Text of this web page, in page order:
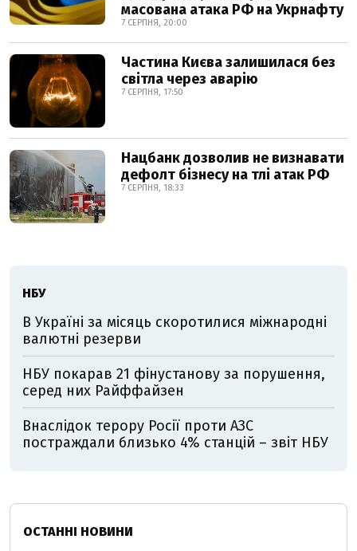
масована атака РФ на Укрнафту
7 СЕРПНЯ, 20:00
Частина Києва залишилася без
світла через аварію
7 СЕРПНЯ, 17:50
Нацбанк дозволив не визнавати
дефолт бізнесу на тлі атак РФ
7 СЕРПНЯ, 18:33
НБУ
В Україні за місяць скоротилися міжнародні
валютні резерви
НБУ покарав 21 фінустанову за порушення,
серед них Райффайзен
Внаслідок терору Росії проти АЗС
постраждали близько 4% станцій – звіт НБУ
ОСТАННІ НОВИНИ